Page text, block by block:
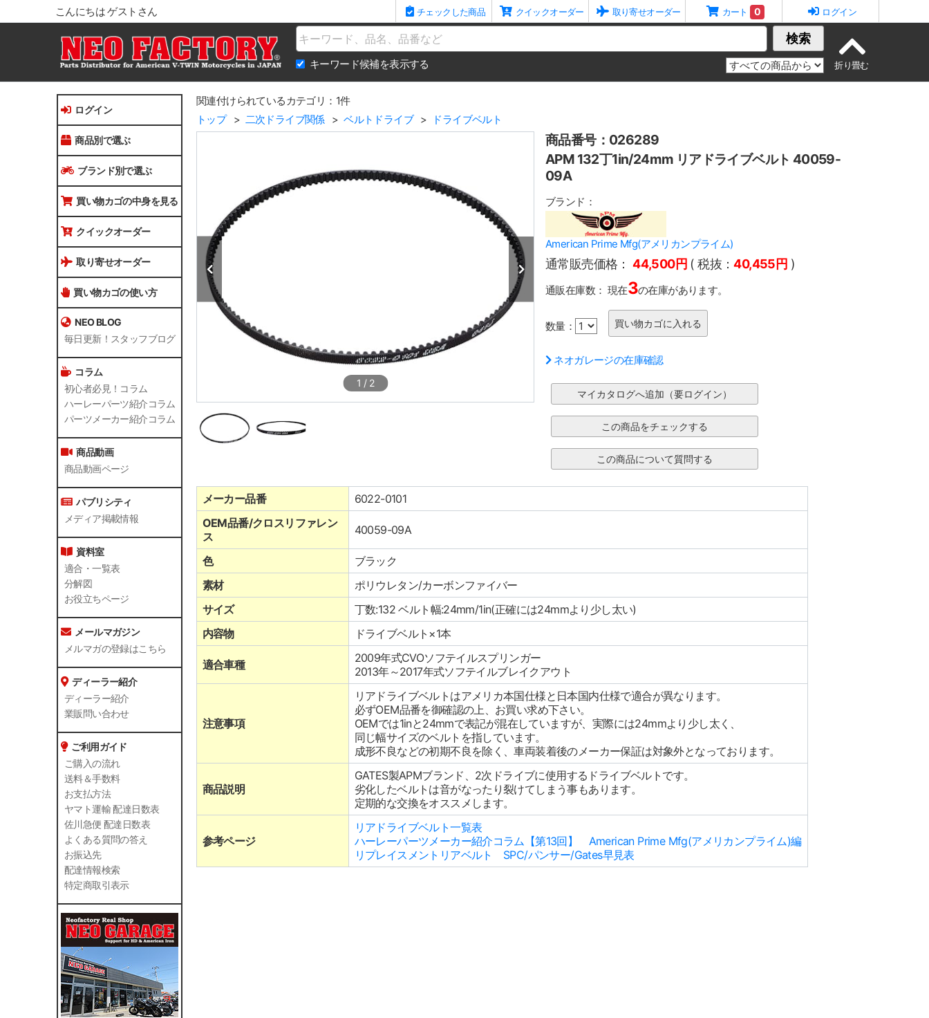
こんにちは ゲストさん チェックした商品 クイックオーダー 取り寄せオーダー カート 0 ログイン
Name 検索
キーワード候補を表示する
ログイン
商品別で選ぶ
ブランド別で選ぶ
買い物カゴの中身を見る
クイックオーダー
取り寄せオーダー
買い物カゴの使い方
NEO BLOG
毎日更新！スタッフブログ
コラム
初心者必見！コラム
ハーレーパーツ紹介コラム
パーツメーカー紹介コラム
商品動画
商品動画ページ
パブリシティ
メディア掲載情報
資料室
適合・一覧表
分解図
お役立ちページ
メールマガジン
メルマガの登録はこちら
ディーラー紹介
ディーラー紹介
業販問い合わせ
ご利用ガイド
ご購入の流れ
送料＆手数料
お支払方法
ヤマト運輸 配達日数表
佐川急便 配達日数表
よくある質問の答え
お振込先
配達情報検索
特定商取引表示
関連付けられているカテゴリ：1件
トップ
二次ドライブ関係 ベルトドライブ ドライブベルト
1 / 2
商品番号：026289
APM 132丁1in/24mm リアドライブベルト 40059-
09A
ブランド：
American Prime Mfg(アメリカンプライム)
通常販売価格： 44,500円 ( 税抜：40,455円 )
通販在庫数： 現在3の在庫があります。
数量：
ネオガレージの在庫確認
メーカー品番
6022-0101
OEM品番/クロスリファレン
ス
40059-09A
色
ブラック
素材
ポリウレタン/カーボンファイバー
サイズ
丁数:132 ベルト幅:24mm/1in(正確には24mmより少し太い)
内容物
ドライブベルト×1本
適合車種
2009年式CVOソフテイルスプリンガー
2013年～2017年式ソフテイルブレイクアウト
注意事項
リアドライブベルトはアメリカ本国仕様と日本国内仕様で適合が異なります。
必ずOEM品番を御確認の上、お買い求め下さい。
OEMでは1inと24mmで表記が混在していますが、実際には24mmより少し太く、
同じ幅サイズのベルトを指しています。
成形不良などの初期不良を除く、車両装着後のメーカー保証は対象外となっております。
商品説明
GATES製APMブランド、2次ドライブに使用するドライブベルトです。
劣化したベルトは音がなったり裂けてしまう事もあります。
定期的な交換をオススメします。
参考ページ
リアドライブベルト一覧表
ハーレーパーツメーカー紹介コラム【第13回】 American Prime Mfg(アメリカンプライム)編
リプレイスメントリアベルト SPC/パンサー/Gates早見表